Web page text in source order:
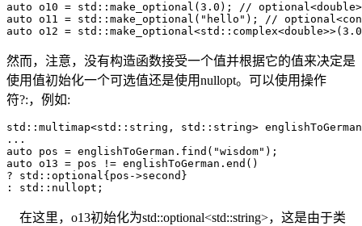
auto o10 = std::make_optional(3.0); // optional<double>
auto o11 = std::make_optional("hello"); //
auto o12 =
然而，注意，没有构造函数接受一个值并根据它的值来决定是
使用值初始化一个可选值还是使用nullopt。可以使用操作
符?:，例如:
std::multimap<std::string, std::string>
...
auto pos = englishToGerman.find("wisdom");
auto o13 = pos != englishToGerman.end()
? std::optional{pos->second}
: std::nullopt;
在这里，o13初始化为std::optional<std::string>，这是由于类